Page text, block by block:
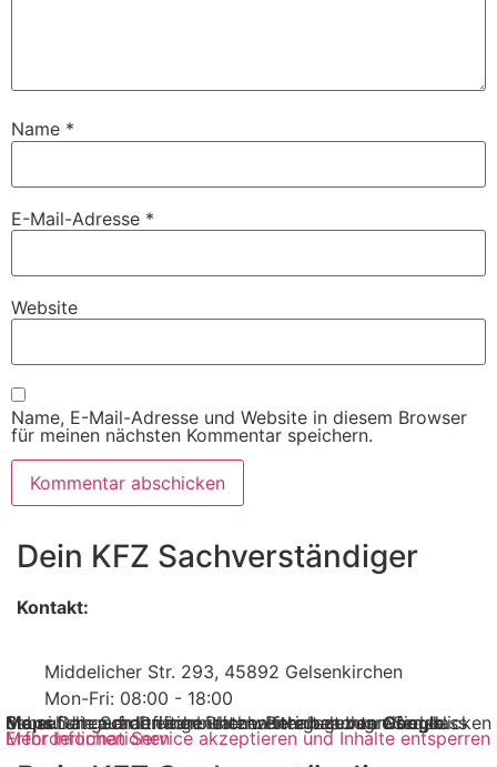
Name *
E-Mail-Adresse *
Website
Name, E-Mail-Adresse und Website in diesem Browser
für meinen nächsten Kommentar speichern.
Dein KFZ Sachverständiger
Kontakt:
Middelicher Str. 293, 45892 Gelsenkirchen
Mon-Fri: 08:00 - 18:00
Sie sehen gerade einen Platzhalterinhalt von
Google Maps
. Um auf den eigentlichen Inhalt zuzugreifen, klicken Sie auf die Schaltfläche unten. Bitte beachten Sie, dass dabei Daten an Drittanbieter weitergegeben werden.
Mehr Informationen
Erforderlichen Service akzeptieren und Inhalte entsperren